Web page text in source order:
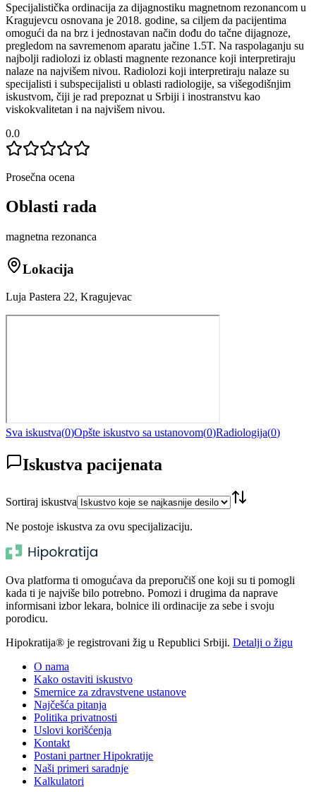
Specijalistička ordinacija za dijagnostiku magnetnom rezonancom u
Kragujevcu osnovana je 2018. godine, sa ciljem da pacijentima
omogući da na brz i jednostavan način dođu do tačne dijagnoze,
pregledom na savremenom aparatu jačine 1.5T. Na raspolaganju su
najbolji radiolozi iz oblasti magnente rezonance koji interpretiraju
nalaze na najvišem nivou. Radiolozi koji interpretiraju nalaze su
specijalisti i subspecijalisti u oblasti radiologije, sa višegodišnjim
iskustvom, čiji je rad prepoznat u Srbiji i inostranstvu kao
viskokvalitetan i na najvišem nivou.
0.0
Prosečna ocena
Oblasti rada
magnetna rezonanca
Lokacija
Luja Pastera 22, Kragujevac
Sva iskustva(0)Opšte iskustvo sa ustanovom(0)Radiologija(0)
Iskustva pacijenata
Sortiraj iskustva
Ne postoje iskustva za ovu specijalizaciju.
Ova platforma ti omogućava da preporučiš one koji su ti pomogli
kada ti je najviše bilo potrebno. Pomozi i drugima da naprave
informisani izbor lekara, bolnice ili ordinacije za sebe i svoju
porodicu.
Hipokratija® je registrovani žig u Republici Srbiji. Detalji o žigu
O nama
Kako ostaviti iskustvo
Smernice za zdravstvene ustanove
Najčešća pitanja
Politika privatnosti
Uslovi korišćenja
Kontakt
Postani partner Hipokratije
Naši primeri saradnje
Kalkulatori